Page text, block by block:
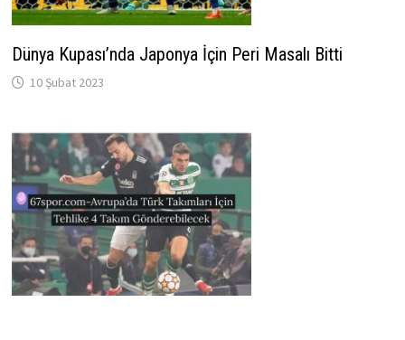
Dünya Kupası’nda Japonya İçin Peri Masalı Bitti
10 Şubat 2023